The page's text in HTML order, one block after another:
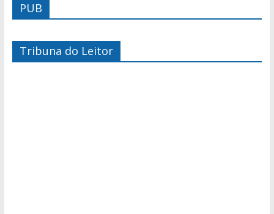
PUB
Tribuna do Leitor